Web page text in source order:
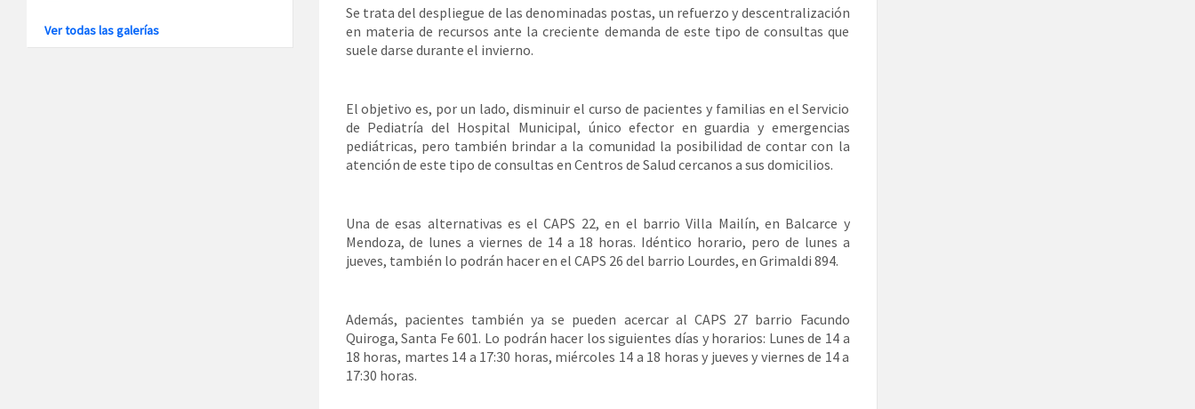
Se trata del despliegue de las denominadas postas, un refuerzo y descentralización
en materia de recursos ante la creciente demanda de este tipo de consultas que
suele darse durante el invierno.
El objetivo es, por un lado, disminuir el curso de pacientes y familias en el Servicio
de Pediatría del Hospital Municipal, único efector en guardia y emergencias
pediátricas, pero también brindar a la comunidad la posibilidad de contar con la
atención de este tipo de consultas en Centros de Salud cercanos a sus domicilios.
Una de esas alternativas es el CAPS 22, en el barrio Villa Mailín, en Balcarce y
Mendoza, de lunes a viernes de 14 a 18 horas. Idéntico horario, pero de lunes a
jueves, también lo podrán hacer en el CAPS 26 del barrio Lourdes, en Grimaldi 894.
Además, pacientes también ya se pueden acercar al CAPS 27 barrio Facundo
Quiroga, Santa Fe 601. Lo podrán hacer los siguientes días y horarios: Lunes de 14 a
18 horas, martes 14 a 17:30 horas, miércoles 14 a 18 horas y jueves y viernes de 14 a
17:30 horas.
Ver todas las galerías